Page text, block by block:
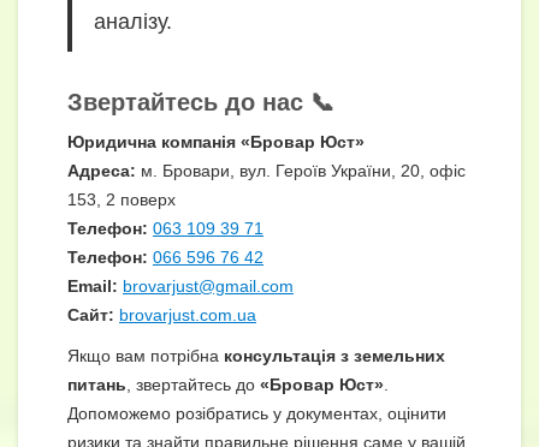
аналізу.
Звертайтесь до нас 📞
Юридична компанія «Бровар Юст»
Адреса: м. Бровари, вул. Героїв України, 20, офіс
153, 2 поверх
Телефон: 063 109 39 71
Телефон: 066 596 76 42
Email: brovarjust@gmail.com
Сайт: brovarjust.com.ua
Якщо вам потрібна консультація з земельних
питань , звертайтесь до «Бровар Юст»
Допоможемо розібратись у документах, оцінити
ризики та знайти правильне рішення саме у вашій